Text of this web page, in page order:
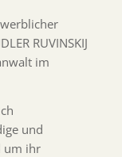
RUVINSKIJ
im
und
um ihr